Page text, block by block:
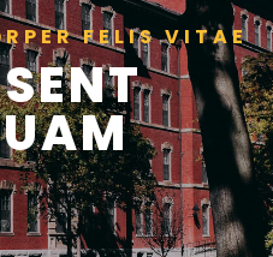
FELIS VITAE